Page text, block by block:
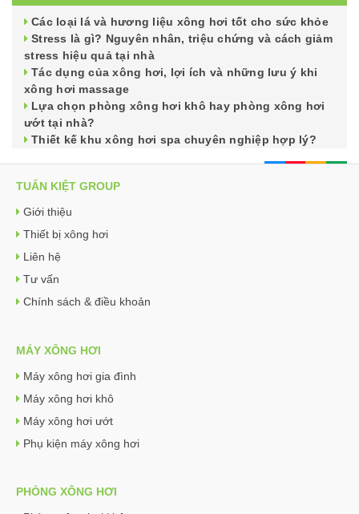
Các loại lá và hương liệu xông hơi tốt cho sức khỏe
Stress là gì? Nguyên nhân, triệu chứng và cách giảm
stress hiệu quả tại nhà
Tác dụng của xông hơi, lợi ích và những lưu ý khi
xông hơi massage
Lựa chọn phòng xông hơi khô hay phòng xông hơi
ướt tại nhà?
Thiết kế khu xông hơi spa chuyên nghiệp hợp lý?
TUẤN KIỆT GROUP
Giới thiệu
Thiết bị xông hơi
Liên hệ
Tư vấn
Chính sách & điều khoản
MÁY XÔNG HƠI
Máy xông hơi gia đình
Máy xông hơi khô
Máy xông hơi ướt
Phụ kiện máy xông hơi
PHÒNG XÔNG HƠI